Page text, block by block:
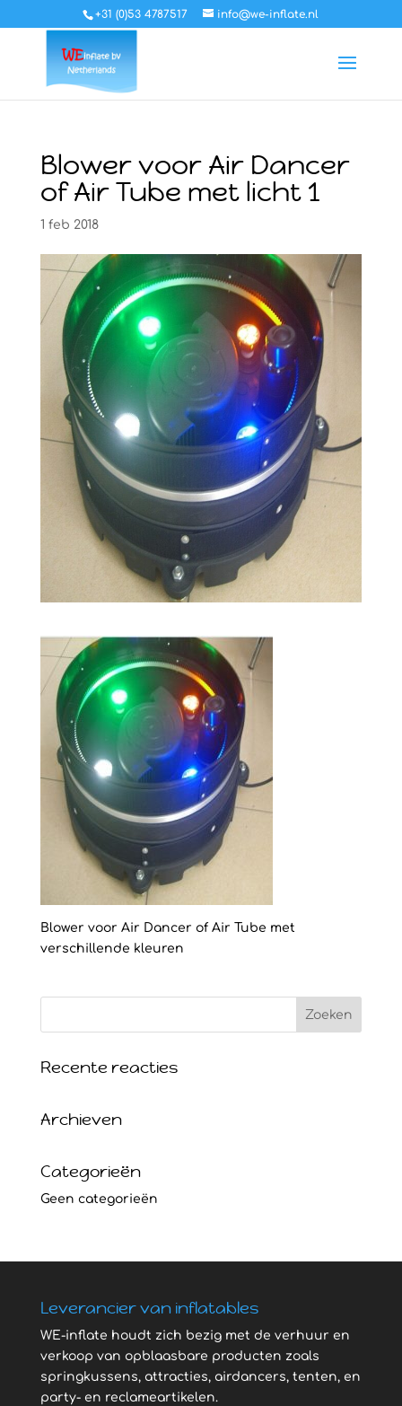
+31 (0)53 4787517 info@we-inflate.nl
Blower voor Air Dancer
of Air Tube met licht 1
1 feb 2018
Blower voor Air Dancer of Air Tube met
verschillende kleuren
Recente reacties
Archieven
Categorieën
Geen categorieën
Leverancier van inflatables
WE-inflate houdt zich bezig met de verhuur en
verkoop van opblaasbare producten zoals
springkussens, attracties, airdancers, tenten, en
party- en reclameartikelen.